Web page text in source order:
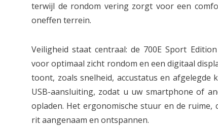
terwijl de rondom vering zorgt voor een
oneffen terrein.
Veiligheid staat centraal: de 700E Sport
voor optimaal zicht rondom en een digitaal
toont, zoals snelheid, accustatus en afgelegde
USB-aansluiting, zodat u uw smartphone of
opladen. Het ergonomische stuur en de
rit aangenaam en ontspannen.